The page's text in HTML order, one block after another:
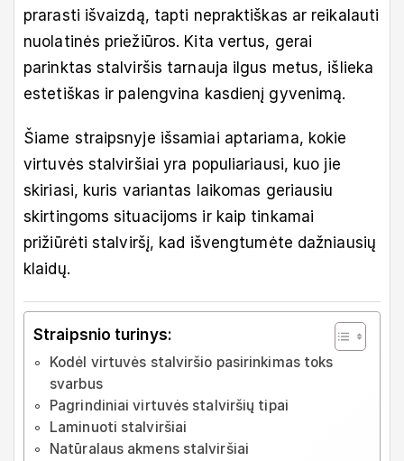
prarasti išvaizdą, tapti nepraktiškas ar reikalauti
nuolatinės priežiūros. Kita vertus, gerai
parinktas stalviršis tarnauja ilgus metus, išlieka
estetiškas ir palengvina kasdienį gyvenimą.
Šiame straipsnyje išsamiai aptariama, kokie
virtuvės stalviršiai yra populiariausi, kuo jie
skiriasi, kuris variantas laikomas geriausiu
skirtingoms situacijoms ir kaip tinkamai
prižiūrėti stalviršį, kad išvengtumėte dažniausių
klaidų.
Straipsnio turinys:
Kodėl virtuvės stalviršio pasirinkimas toks
svarbus
Pagrindiniai virtuvės stalviršių tipai
Laminuoti stalviršiai
Natūralaus akmens stalviršiai